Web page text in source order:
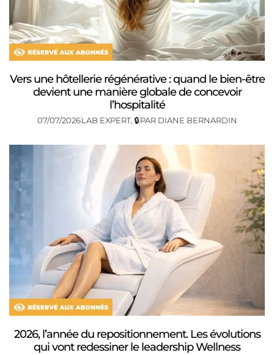
Vers une hôtellerie régénérative : quand le bien-être
devient une manière globale de concevoir
l’hospitalité
07/07/2026LAB EXPERT, 🔒PAR DIANE BERNARDIN
2026, l’année du repositionnement. Les évolutions
qui vont redessiner le leadership Wellness